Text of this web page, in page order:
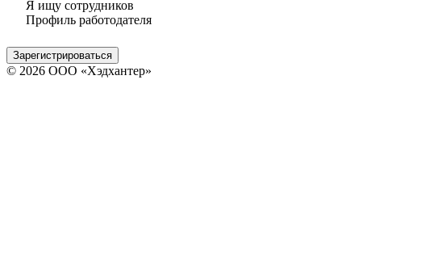
Я ищу сотрудников
Профиль работодателя
Зарегистрироваться
© 2026 ООО «Хэдхантер»